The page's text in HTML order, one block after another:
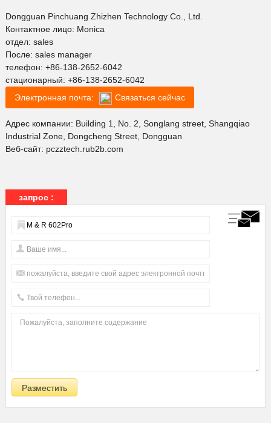
Dongguan Pinchuang Zhizhen Technology Co., Ltd.
Контактное лицо: Monica
отдел: sales
После: sales manager
телефон: +86-138-2652-6042
стационарный: +86-138-2652-6042
Электронная почта:
Связаться сейчас
Адрес компании: Building 1, No. 2, Songlang street, Shangqiao
Industrial Zone, Dongcheng Street, Dongguan
Веб-сайт: pczztech.rub2b.com
запрос :